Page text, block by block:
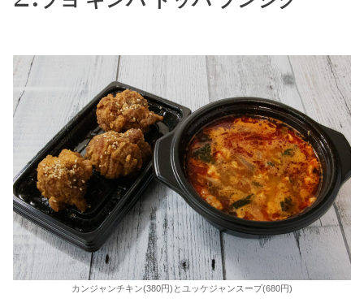
カンジャンチキン(380円)とユッケジャンスープ(680円)